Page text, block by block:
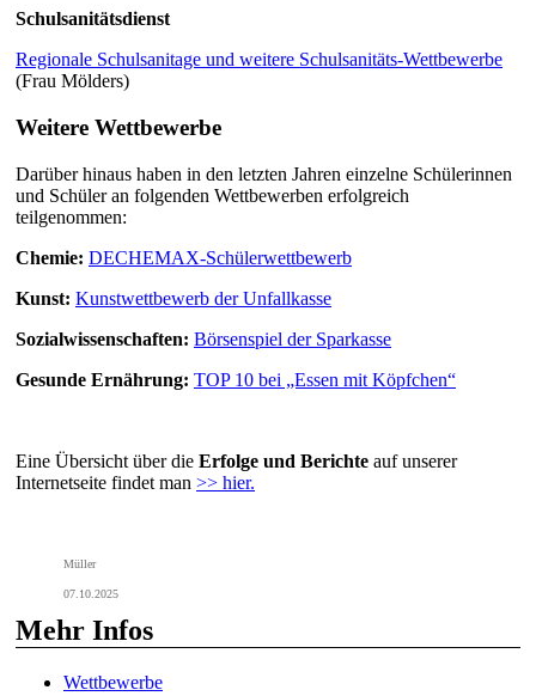
Schulsanitätsdienst
Regionale Schulsanitage und weitere Schulsanitäts-Wettbewerbe
(Frau Mölders)
Weitere Wettbewerbe
Darüber hinaus haben in den letzten Jahren einzelne Schülerinnen
und Schüler an folgenden Wettbewerben erfolgreich
teilgenommen:
Chemie: DECHEMAX-Schülerwettbewerb
Kunst: Kunstwettbewerb der Unfallkasse
Sozialwissenschaften: Börsenspiel der Sparkasse
Gesunde Ernährung: TOP 10 bei „Essen mit Köpfchen“
Eine Übersicht über die Erfolge und Berichte auf unserer
Internetseite findet man >> hier.
Müller
07.10.2025
Mehr Infos
Wettbewerbe